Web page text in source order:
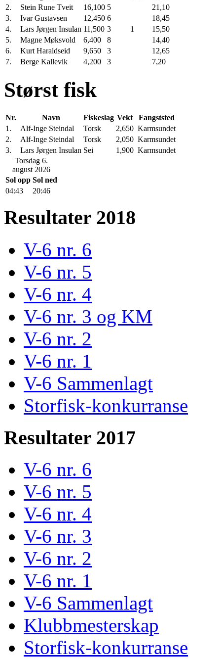
2.
Stein Rune Tveit 16,100 5
21,10
3.
Ivar Gustavsen 12,450 6
18,45
4.
Lars Jørgen Insulan 11,500 3 1
15,50
5.
Magne Møksvold 6,400 8
14,40
6.
Kurt Haraldseid 9,650 3
12,65
7.
Berge Kallevik 4,200 3 7,20
Størst fisk
Nr. Navn Fiskeslag Vekt
Fangststed
1.
Alf-Inge Steindal Torsk 2,650 Karmsundet
2.
Alf-Inge Steindal Torsk 2,050 Karmsundet
3.
Lars Jørgen Insulan Sei 1,900 Karmsundet
Torsdag 6.
august 2026
Sol opp Sol ned
04:43
20:46
Resultater 2018
V-6 nr. 6
V-6 nr. 5
V-6 nr. 4
V-6 nr. 3 og KM
V-6 nr. 2
V-6 nr. 1
V-6 Sammenlagt
Storfisk-konkurranse
Resultater 2017
V-6 nr. 6
V-6 nr. 5
V-6 nr. 4
V-6 nr. 3
V-6 nr. 2
V-6 nr. 1
V-6 Sammenlagt
Klubbmesterskap
Storfisk-konkurranse